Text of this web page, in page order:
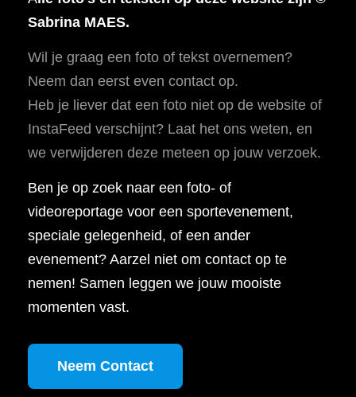
Sabrina MAES.
Wil je graag een foto of tekst overnemen?
Neem dan eerst even contact op.
Heb je liever dat een foto niet op de website of
InstaFeed verschijnt? Laat het ons weten, en
we verwijderen deze meteen op jouw verzoek.
Ben je op zoek naar een foto- of
videoreportage voor een sportevenement,
speciale gelegenheid, of een ander
evenement? Aarzel niet om contact op te
nemen! Samen leggen we jouw mooiste
momenten vast.
Neem Contact